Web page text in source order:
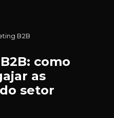
B2B
como
as
setor